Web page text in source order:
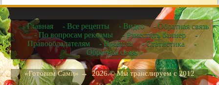
Соусы
Рецепты в мультиварке
Рецепты для микроволновых печей
Рецепты для чайников
Рецепты для кухонных машин
Рецепты для кофеварок
- Главная - Все рецепты - Видео
- Обратная связь
- По вопросам рекламы
- Рзместить баннер
-
Правообладателям
- Правила - Статистика
-
Обратная связь
«Готовим Сами» →2026© Мы транслируем с 2012